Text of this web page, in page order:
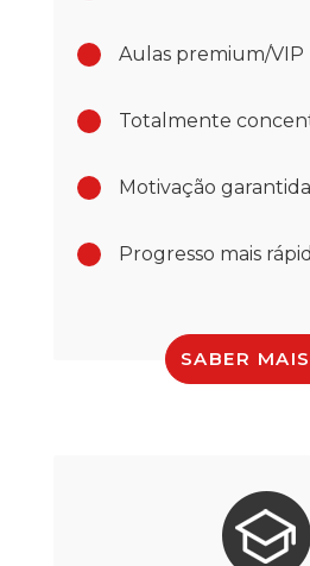
Aulas premium/VIP
Totalmente
Motivação
Progresso mais
SABER MAIS